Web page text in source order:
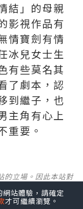
結」的母親
影視作品有
情寶劍有情
冰兒女士生
有些莫名其
了劇本，認
到繼子，也
主角有心上
重要。
的立場。因此本站對
不負任何法律責
站體驗，請確定
才可繼續瀏覽。